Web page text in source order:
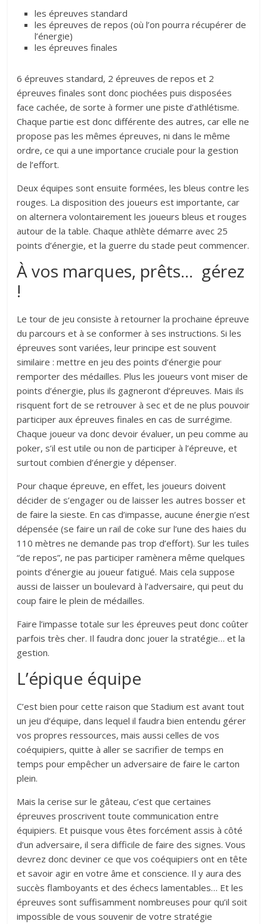
les épreuves standard
les épreuves de repos (où l’on pourra récupérer de
l’énergie)
les épreuves finales
6 épreuves standard, 2 épreuves de repos et 2
épreuves finales sont donc piochées puis disposées
face cachée, de sorte à former une piste d’athlétisme.
Chaque partie est donc différente des autres, car elle ne
propose pas les mêmes épreuves, ni dans le même
ordre, ce qui a une importance cruciale pour la gestion
de l’effort.
Deux équipes sont ensuite formées, les bleus contre les
rouges. La disposition des joueurs est importante, car
on alternera volontairement les joueurs bleus et rouges
autour de la table. Chaque athlète démarre avec 25
points d’énergie, et la guerre du stade peut commencer.
À vos marques, prêts… gérez
!
Le tour de jeu consiste à retourner la prochaine épreuve
du parcours et à se conformer à ses instructions. Si les
épreuves sont variées, leur principe est souvent
similaire : mettre en jeu des points d’énergie pour
remporter des médailles. Plus les joueurs vont miser de
points d’énergie, plus ils gagneront d’épreuves. Mais ils
risquent fort de se retrouver à sec et de ne plus pouvoir
participer aux épreuves finales en cas de surrégime.
Chaque joueur va donc devoir évaluer, un peu comme au
poker, s’il est utile ou non de participer à l’épreuve, et
surtout combien d’énergie y dépenser.
Pour chaque épreuve, en effet, les joueurs doivent
décider de s’engager ou de laisser les autres bosser et
de faire la sieste. En cas d’impasse, aucune énergie n’est
dépensée (se faire un rail de coke sur l’une des haies du
110 mètres ne demande pas trop d’effort). Sur les tuiles
“de repos”, ne pas participer ramènera même quelques
points d’énergie au joueur fatigué. Mais cela suppose
aussi de laisser un boulevard à l’adversaire, qui peut du
coup faire le plein de médailles.
Faire l’impasse totale sur les épreuves peut donc coûter
parfois très cher. Il faudra donc jouer la stratégie… et la
gestion.
L’épique équipe
C’est bien pour cette raison que Stadium est avant tout
un jeu d’équipe, dans lequel il faudra bien entendu gérer
vos propres ressources, mais aussi celles de vos
coéquipiers, quitte à aller se sacrifier de temps en
temps pour empêcher un adversaire de faire le carton
plein.
Mais la cerise sur le gâteau, c’est que certaines
épreuves proscrivent toute communication entre
équipiers. Et puisque vous êtes forcément assis à côté
d’un adversaire, il sera difficile de faire des signes. Vous
devrez donc deviner ce que vos coéquipiers ont en tête
et savoir agir en votre âme et conscience. Il y aura des
succès flamboyants et des échecs lamentables… Et les
épreuves sont suffisamment nombreuses pour qu’il soit
impossible de vous souvenir de votre stratégie